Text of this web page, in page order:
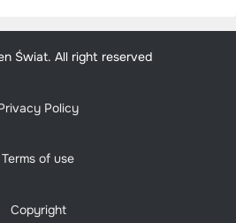
Świat. All right reserved
Policy
Terms of use
Copyright